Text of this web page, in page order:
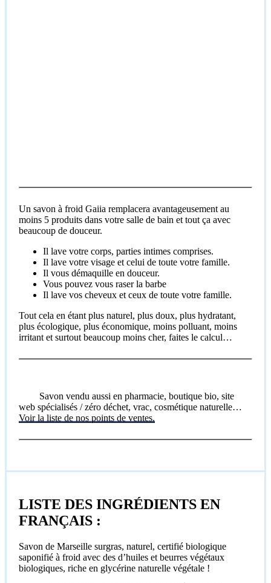
Un savon à froid Gaiia remplacera avantageusement au
moins 5 produits dans votre salle de bain et tout ça avec
beaucoup de douceur.
Il lave votre corps, parties intimes comprises.
Il lave votre visage et celui de toute votre famille.
Il vous démaquille en douceur.
Vous pouvez vous raser la barbe
Il lave vos cheveux et ceux de toute votre famille.
Tout cela en étant plus naturel, plus doux, plus hydratant,
plus écologique, plus économique, moins polluant, moins
irritant et surtout beaucoup moins cher, faites le calcul…
Savon vendu aussi en pharmacie, boutique bio, site
web spécialisés / zéro déchet, vrac, cosmétique naturelle…
Voir la liste de nos points de ventes.
LISTE DES INGRÉDIENTS EN
FRANÇAIS :
Savon de Marseille surgras, naturel, certifié biologique
saponifié à froid avec des d’huiles et beurres végétaux
biologiques, riche en glycérine naturelle végétale !